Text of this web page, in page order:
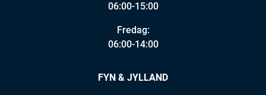
06:00-15:00
Fredag:
06:00-14:00
FYN & JYLLAND